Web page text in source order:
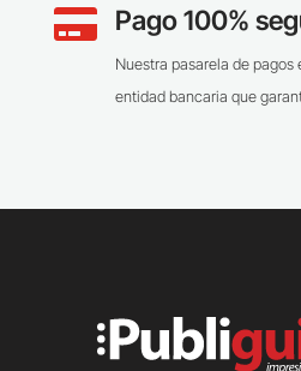
 Pago 100%
Nuestra pasarela de pagos
entidad bancaria que